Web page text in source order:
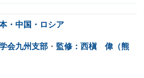
・中国・ロシア
会九州支部 ・ 監修：西槇 偉（熊